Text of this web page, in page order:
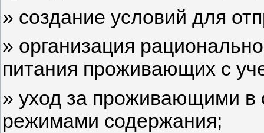
» создание условий для
» организация
питания проживающих с
» уход за проживающими в
режимами содержания;